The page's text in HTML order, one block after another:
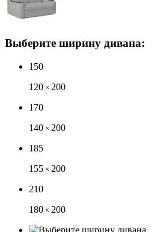
Выберите ширину дивана:
150
120 × 200
170
140 × 200
185
155 × 200
210
180 × 200